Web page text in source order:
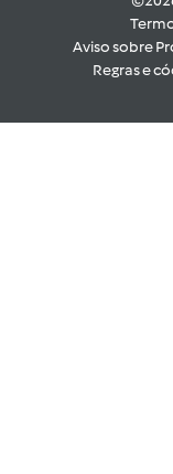
Aviso sobre
Regras e